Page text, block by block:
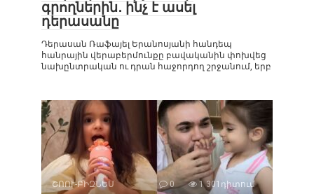
գրողներին․ ինչ է ասել
դերասանը
Դերասան Ռաֆայել Երանոսյանի հանդեպ
հանրային վերաբերմունքը բավականին փոխվեց
նախընտրական ու դրան հաջորդող շրջանում, երբ
ՇՈՈՒ-ԲԻԶՆԵՍ 0 1 301դիտում